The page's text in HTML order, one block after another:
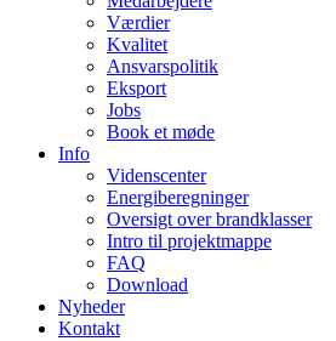
Værdier
Kvalitet
Ansvarspolitik
Eksport
Jobs
Book et møde
Info
Videnscenter
Energiberegninger
Oversigt over brandklasser
Intro til projektmappe
FAQ
Download
Nyheder
Kontakt